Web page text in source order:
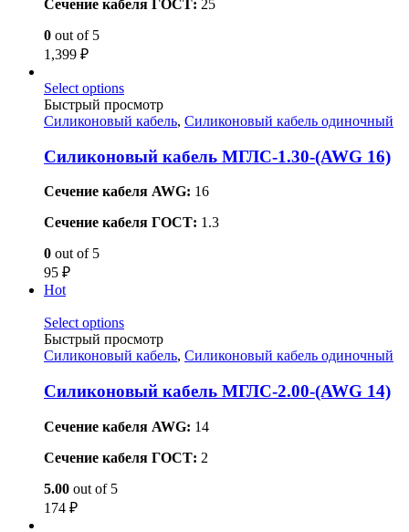
Сечение кабеля ГОСТ: 25
0 out of 5
1,399 ₽
Select options
Быстрый просмотр
Силиконовый кабель, Силиконовый кабель одиночный
Силиконовый кабель МГЛС-1.30-(AWG 16)
Сечение кабеля AWG: 16
Сечение кабеля ГОСТ: 1.3
0 out of 5
95 ₽
Hot
Select options
Быстрый просмотр
Силиконовый кабель, Силиконовый кабель одиночный
Силиконовый кабель МГЛС-2.00-(AWG 14)
Сечение кабеля AWG: 14
Сечение кабеля ГОСТ: 2
5.00 out of 5
174 ₽